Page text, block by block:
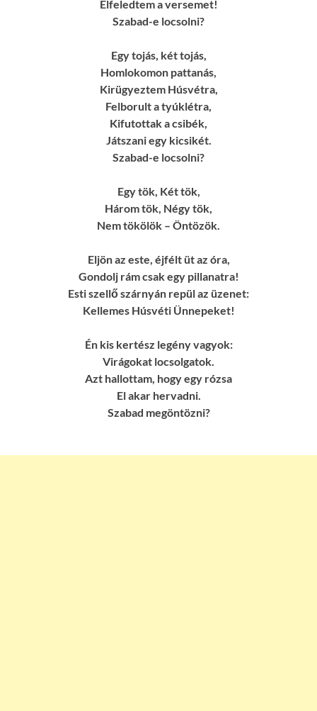
Elfeledtem a versemet!
Szabad-e locsolni?
Egy tojás, két tojás,
Homlokomon pattanás,
Kirügyeztem Húsvétra,
Felborult a tyúklétra,
Kifutottak a csibék,
Játszani egy kicsikét.
Szabad-e locsolni?
Egy tök, Két tök,
Három tök, Négy tök,
Nem tökölök – Öntözök.
Eljön az este, éjfélt üt az óra,
Gondolj rám csak egy pillanatra!
Esti szellő szárnyán repül az üzenet:
Kellemes Húsvéti Ünnepeket!
Én kis kertész legény vagyok:
Virágokat locsolgatok.
Azt hallottam, hogy egy rózsa
El akar hervadni.
Szabad megöntözni?